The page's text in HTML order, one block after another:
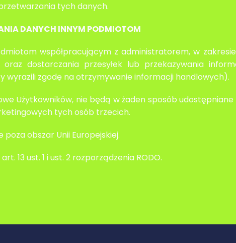
tych danych.
DANYCH INNYM PODMIOTOM
współpracującym z administratorem, w
dostarczania przesyłek lub przekazywania
zgodę na otrzymywanie informacji handlowych).
Użytkowników, nie będą w żaden sposób
tych osób trzecich.
obszar Unii Europejskiej.
13 ust. 1 i ust. 2 rozporządzenia RODO.